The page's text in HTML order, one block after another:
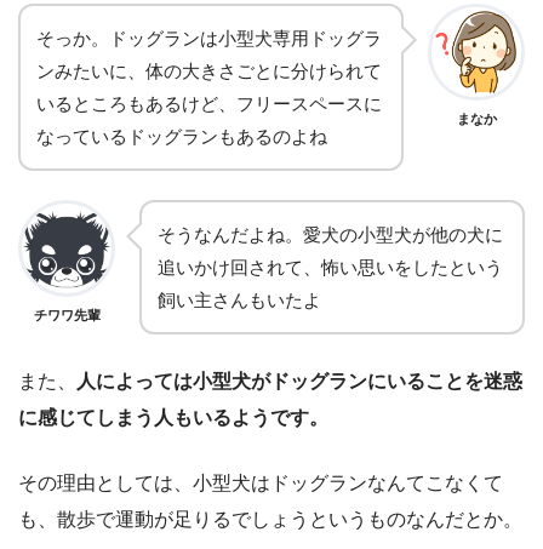
そっか。ドッグランは小型犬専用ドッグラ
ンみたいに、体の大きさごとに分けられて
いるところもあるけど、フリースペースに
なっているドッグランもあるのよね
まなか
チワワ先輩
そうなんだよね。愛犬の小型犬が他の犬に
追いかけ回されて、怖い思いをしたという
飼い主さんもいたよ
また、
人によっては小型犬がドッグランにいることを迷惑
に感じてしまう人もいるようです。
その理由としては、小型犬はドッグランなんてこなくて
も、散歩で運動が足りるでしょうというものなんだとか。